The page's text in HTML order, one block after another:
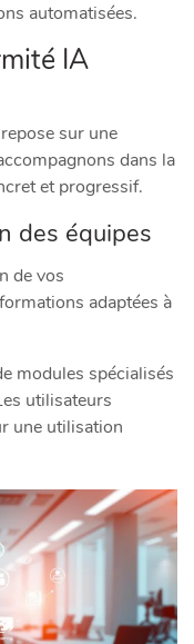
automatisées.
IA
sur une
dans la
et progressif.
des équipes
de vos
adaptées à
modules spécialisés
utilisateurs
une utilisation